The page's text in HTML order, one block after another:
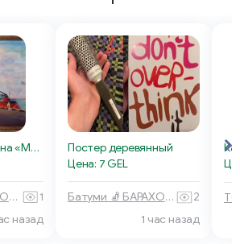
Авторская картина «Морской порт Батуми»
Батуми 🧦 БАРАХОЛКА
1
назад
Постер деревянный
Цена: 7 GEL
Батуми 🧦 БАРАХОЛКА
2
1 час назад